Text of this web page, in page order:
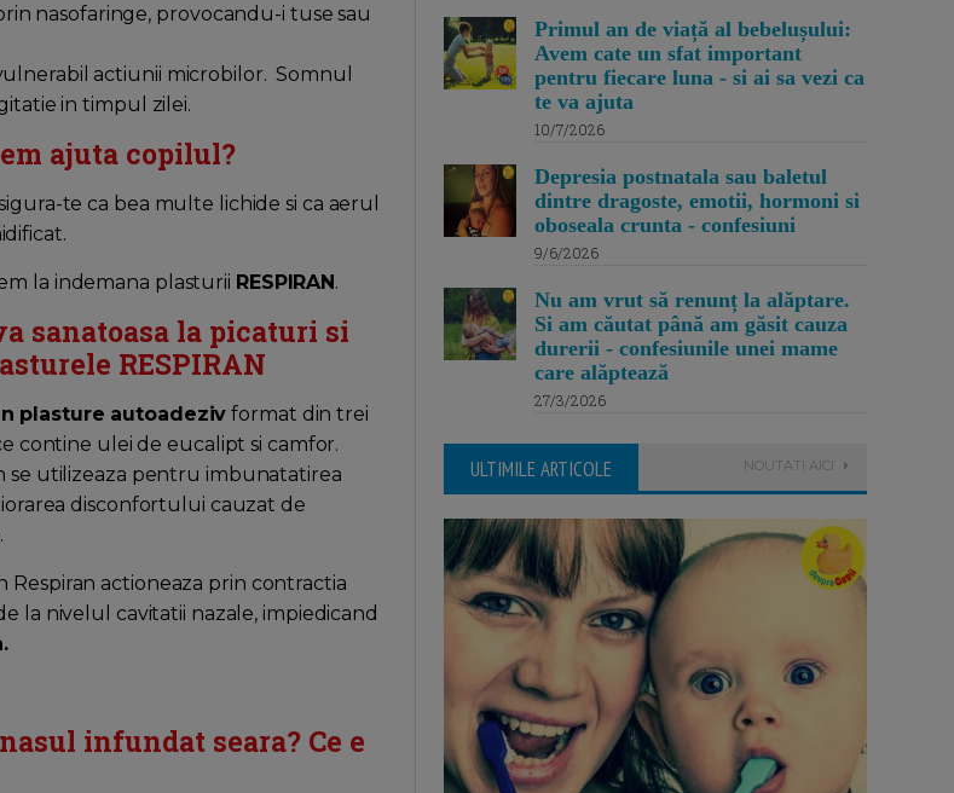
nasofaringe, provocandu-i tuse sau
actiunii microbilor. Somnul
in timpul zilei.
ajuta copilul?
te ca bea multe lichide si ca aerul
la indemana plasturii RESPIRAN.
sanatoasa la picaturi si
RESPIRAN
plasture autoadeziv format din trei
contine ulei de eucalipt si camfor.
se utilizeaza pentru imbunatatirea
disconfortului cauzat de
Respiran actioneaza prin contractia
la nivelul cavitatii nazale, impiedicand
infundat seara? Ce e
Primul an de viață al bebelușului:
Avem cate un sfat important
pentru fiecare luna - si ai sa vezi ca
te va ajuta
10/7/2026
Depresia postnatala sau baletul
dintre dragoste, emotii, hormoni si
oboseala crunta - confesiuni
9/6/2026
Nu am vrut să renunț la alăptare.
Si am căutat până am găsit cauza
durerii - confesiunile unei mame
care alăptează
27/3/2026
ULTIMILE ARTICOLE NOUTATI AICI